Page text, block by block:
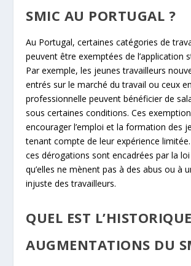
SMIC AU PORTUGAL ?
Au Portugal, certaines catégories de
peuvent être exemptées de l’application
Par exemple, les jeunes travailleurs
entrés sur le marché du travail ou ceux
professionnelle peuvent bénéficier de
sous certaines conditions. Ces
encourager l’emploi et la formation des
tenant compte de leur expérience
ces dérogations sont encadrées par la loi
qu’elles ne mènent pas à des abus ou à
injuste des travailleurs.
QUEL EST
AUGMENTATIONS DU